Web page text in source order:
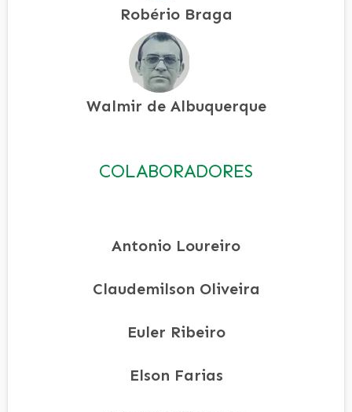
Robério Braga
Walmir de Albuquerque
COLABORADORES
Antonio Loureiro
Claudemilson Oliveira
Euler Ribeiro
Elson Farias